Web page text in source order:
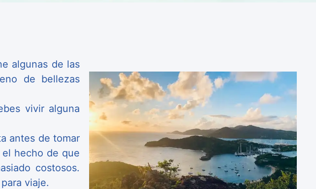
algunas de las
de bellezas
vivir alguna
antes de tomar
hecho de que
costosos.
viaje.